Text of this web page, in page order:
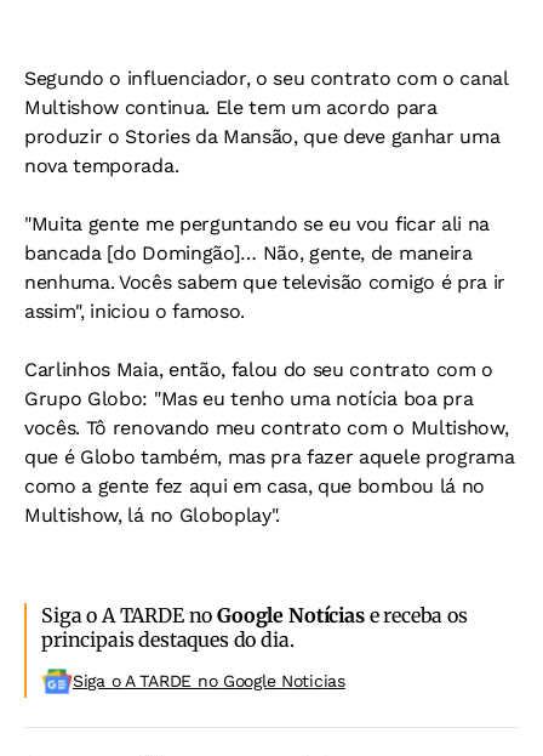
Segundo o influenciador, o seu contrato com o canal
Multishow continua. Ele tem um acordo para
produzir o Stories da Mansão, que deve ganhar uma
nova temporada.
"Muita gente me perguntando se eu vou ficar ali na
bancada [do Domingão]… Não, gente, de maneira
nenhuma. Vocês sabem que televisão comigo é pra ir
assim", iniciou o famoso.
Carlinhos Maia, então, falou do seu contrato com o
Grupo Globo: "Mas eu tenho uma notícia boa pra
vocês. Tô renovando meu contrato com o Multishow,
que é Globo também, mas pra fazer aquele programa
como a gente fez aqui em casa, que bombou lá no
Multishow, lá no Globoplay".
Siga o A TARDE noGoogle Notíciase receba os
principais destaques do dia.
Siga o A TARDE no Google Noticias